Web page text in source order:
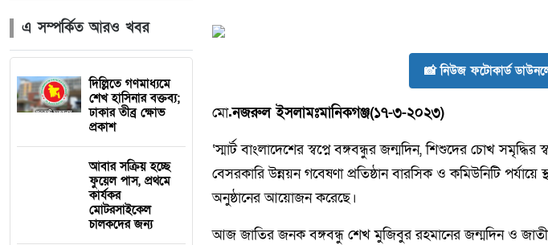
এ সম্পর্কিত আরও খবর
দিল্লিতে গণমাধ্যমে
শেখ হাসিনার বক্তব্য;
ঢাকার তীব্র ক্ষোভ
প্রকাশ
আবার সক্রিয় হচ্ছে
ফুয়েল পাস, প্রথমে
কার্যকর
মোটরসাইকেল
চালকদের জন্য
📸 নিউজ ফটোকার্ড
মো.নজরুল ইসলামঃমানিকগঞ্জ(১৭-৩-২০২৩)
‘স্মার্ট বাংলাদেশের স্বপ্নে বঙ্গবন্ধুর জন্মদিন, শিশুদের চোখ
বেসরকারি উন্নয়ন গবেষণা প্রতিষ্ঠান বারসিক ও কমিউনিটি
অনুষ্ঠানের আয়োজন করেছে।
আজ জাতির জনক বঙ্গবন্ধু শেখ মুজিবুর রহমানের জন্মদিন ও